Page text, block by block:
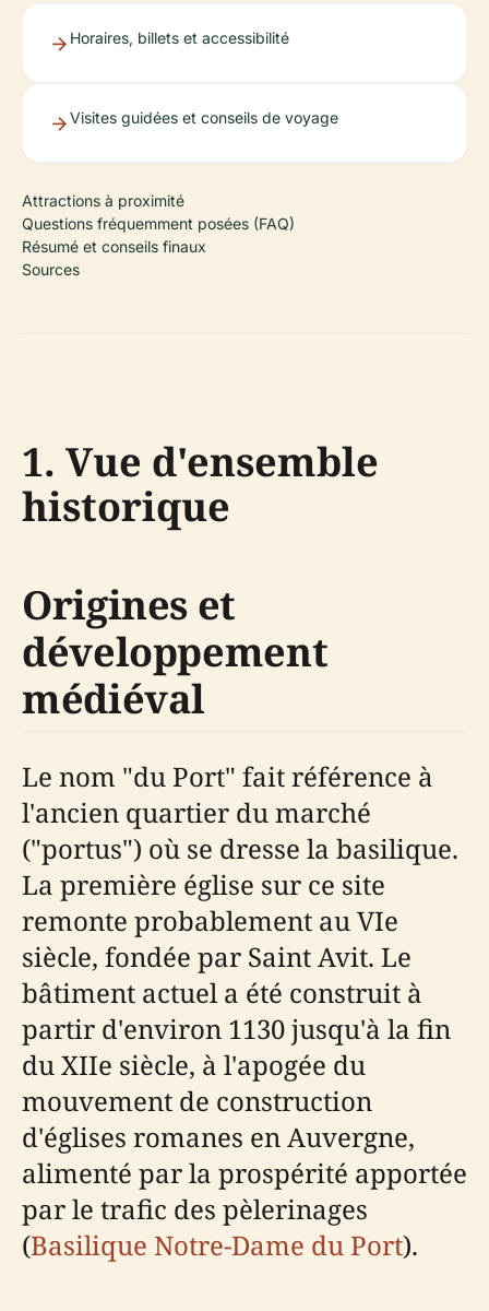
Horaires, billets et accessibilité
Visites guidées et conseils de voyage
Attractions à proximité
Questions fréquemment posées (FAQ)
Résumé et conseils finaux
Sources
1. Vue d'ensemble
historique
Origines et
développement
médiéval
Le nom "du Port" fait référence à
l'ancien quartier du marché
("portus") où se dresse la basilique.
La première église sur ce site
remonte probablement au VIe
siècle, fondée par Saint Avit. Le
bâtiment actuel a été construit à
partir d'environ 1130 jusqu'à la fin
du XIIe siècle, à l'apogée du
mouvement de construction
d'églises romanes en Auvergne,
alimenté par la prospérité apportée
par le trafic des pèlerinages
(Basilique Notre-Dame du Port).